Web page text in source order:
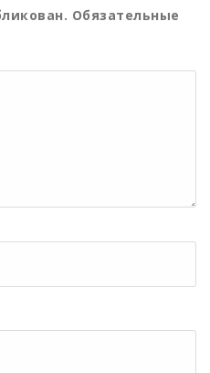
Обязательные